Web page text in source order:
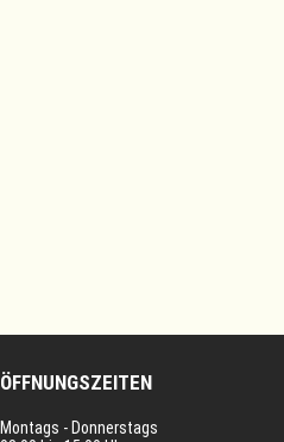
ÖFFNUNGSZEITEN
Montags - Donnerstags